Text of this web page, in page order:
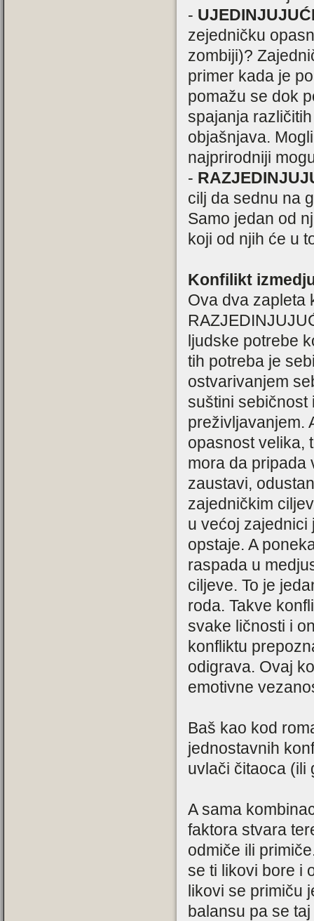
-
zejedničku
zombiji)?
primer kada je
pomažu se dok
spajanja
objašnjava.
najprirodniji
-
cilj da sednu na
Samo jedan od
koji od njih će u
Konfilikt
Ova dva zapleta
ljudske potrebe
tih potreba je
ostvarivanjem
suštini sebičnost
preživljavanjem.
opasnost velika,
mora da pripada
zaustavi,
zajedničkim
u većoj zajednici
opstaje. A
raspada u
ciljeve. To je
roda. Takve
svake ličnosti i
konfliktu
odigrava. Ovaj
emotivne
Baš kao kod
jednostavnih
uvlači čitaoca (ili
A sama
faktora stvara
odmiče ili
se ti likovi bore i
likovi se primiču
balansu pa se